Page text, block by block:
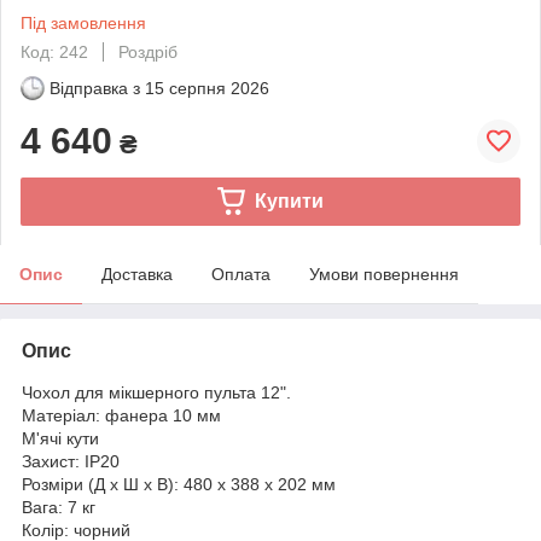
Під замовлення
Код: 242
Роздріб
Відправка з 15 серпня 2026
4 640 ₴
Купити
Опис Доставка Оплата Умови повернення
Опис
Чохол для мікшерного пульта 12".
Матеріал: фанера 10 мм
М'ячі кути
Захист: IP20
Розміри (Д x Ш x В): 480 x 388 x 202 мм
Вага: 7 кг
Колір: чорний